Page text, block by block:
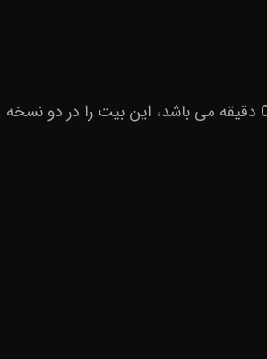
بیت پاپ Bargard با آهنگسازی Mohsenismusic که شامل 2 ورس، 2 کورس و ساز زنده و ملودی گیتار که 02:43 دقیقه می باشد، این بیت را در دو نسخه